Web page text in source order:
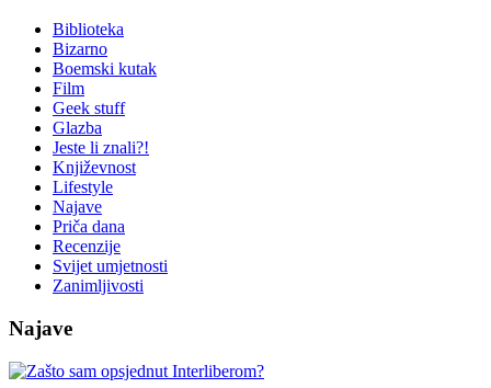
Biblioteka
Bizarno
Boemski kutak
Film
Geek stuff
Glazba
Jeste li znali?!
Književnost
Lifestyle
Najave
Priča dana
Recenzije
Svijet umjetnosti
Zanimljivosti
Najave